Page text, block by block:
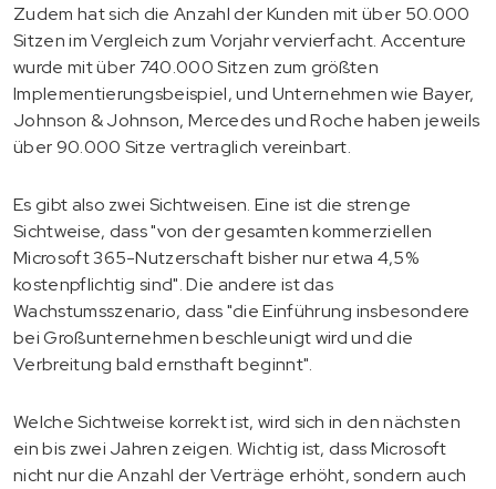
Zudem hat sich die Anzahl der Kunden mit über 50.000
Sitzen im Vergleich zum Vorjahr vervierfacht. Accenture
wurde mit über 740.000 Sitzen zum größten
Implementierungsbeispiel, und Unternehmen wie Bayer,
Johnson & Johnson, Mercedes und Roche haben jeweils
über 90.000 Sitze vertraglich vereinbart.
Es gibt also zwei Sichtweisen. Eine ist die strenge
Sichtweise, dass "von der gesamten kommerziellen
Microsoft 365-Nutzerschaft bisher nur etwa 4,5%
kostenpflichtig sind". Die andere ist das
Wachstumsszenario, dass "die Einführung insbesondere
bei Großunternehmen beschleunigt wird und die
Verbreitung bald ernsthaft beginnt".
Welche Sichtweise korrekt ist, wird sich in den nächsten
ein bis zwei Jahren zeigen. Wichtig ist, dass Microsoft
nicht nur die Anzahl der Verträge erhöht, sondern auch